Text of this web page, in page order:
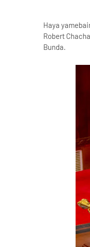
Haya
Robert
Bunda.